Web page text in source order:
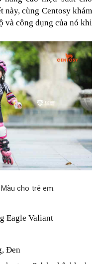
này, cùng Centosy khám
và công dụng của nó khi
cho trẻ em.
Eagle Valiant
Đen